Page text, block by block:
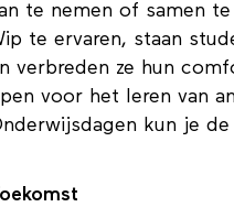
te nemen of samen
te ervaren, staan
verbreden ze hun
voor het leren van
kun je